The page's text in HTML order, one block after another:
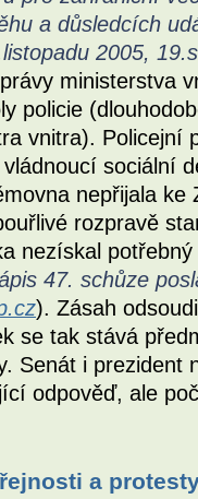
a důsledcích
2005,
ministerstva
policie
vnitra). Policejní
sociální
nepřijala
rozpravě
nezískal
47. schůze
). Zásah
se tak stává
Senát i prezident
odpověď, ale
a